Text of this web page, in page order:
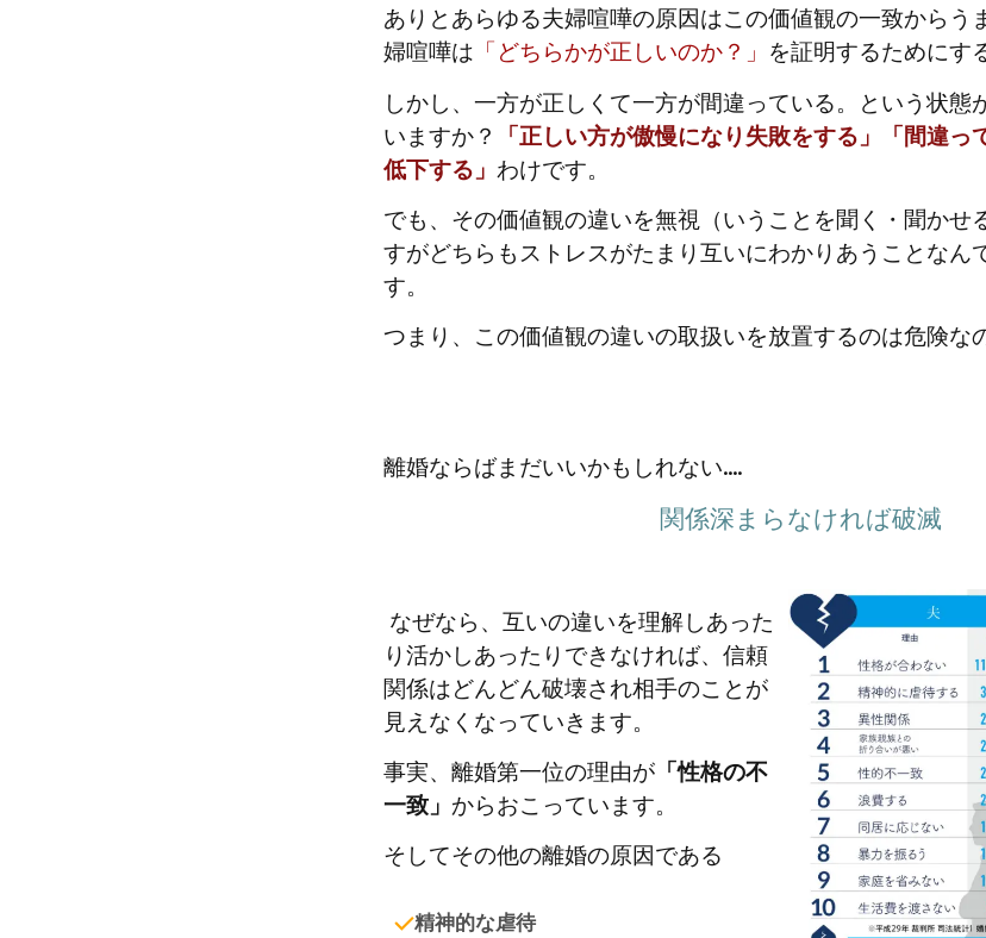
ありとあらゆる夫婦喧嘩の原因はこの価値観の一致からう
婦喧嘩は 「どちらかが正しいのか？」 を証明するためにす
しかし、一方が正しくて一方が間違っている。という状態
いますか？
「正しい方が傲慢になり失敗をする」「間違っ
低下する」 わけです。
でも、その価値観の違いを無視（いうことを聞く・聞かせ
すがどちらもストレスがたまり互いにわかりあうことなん
す。
つまり、この価値観の違いの取扱いを放置するのは危険な
離婚ならばまだいいかもしれない....
関係深まらなければ破滅
なぜなら、互いの違いを理解しあった
り活かしあったりできなければ、信頼
関係はどんどん破壊され相手のことが
見えなくなっていきます。
事実、離婚第一位の理由が 「性格の不
一致」 からおこっています。
そしてその他の離婚の原因である
精神的な虐待